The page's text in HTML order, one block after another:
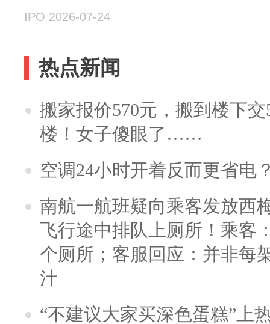
IPO 2026-07-24
热点新闻
搬家报价570元，搬到楼下
楼！女子傻眼了……
空调24小时开着反而更省电
南航一航班疑向乘客发放西
飞行途中排队上厕所！乘客
个厕所；客服回应：并非每
汁
“不建议大家买深色蛋糕”上